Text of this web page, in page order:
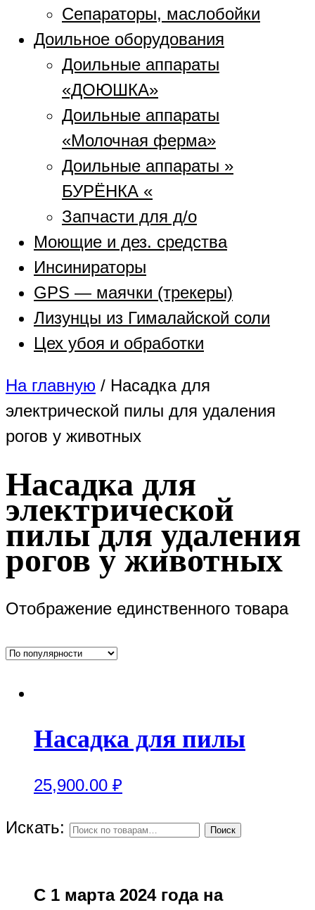
Сепараторы, маслобойки
Доильное оборудования
Доильные аппараты
«ДОЮШКА»
Доильные аппараты
«Молочная ферма»
Доильные аппараты »
БУРЁНКА «
Запчасти для д/о
Моющие и дез. средства
Инсинираторы
GPS — маячки (трекеры)
Лизунцы из Гималайской соли
Цех убоя и обработки
На главную / Насадка для
электрической пилы для удаления
рогов у животных
Насадка для
электрической
пилы для удаления
рогов у животных
Отображение единственного товара
Насадка для пилы
25,900.00 ₽
Искать: Поиск
С 1 марта 2024 года на